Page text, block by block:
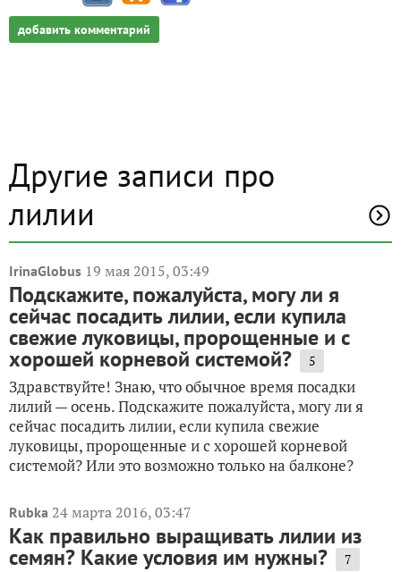
добавить комментарий
Другие записи про
лилии
IrinaGlobus 19 мая 2015, 03:49
Подскажите, пожалуйста, могу ли я
сейчас посадить лилии, если купила
свежие луковицы, пророщенные и с
хорошей корневой системой? 5
Здравствуйте! Знаю, что обычное время посадки
лилий — осень. Подскажите пожалуйста, могу ли я
сейчас посадить лилии, если купила свежие
луковицы, пророщенные и с хорошей корневой
системой? Или это возможно только на балконе?
Rubka 24 марта 2016, 03:47
Как правильно выращивать лилии из
семян? Какие условия им нужны? 7